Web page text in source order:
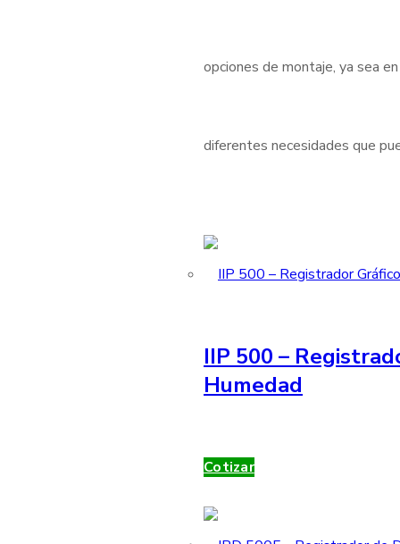
opciones de montaje, ya sea
diferentes necesidades que
IIP 500 –
Humedad
Cotizar